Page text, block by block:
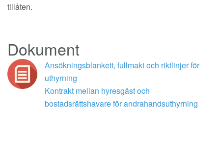
tillåten.
Dokument
Ansökningsblankett, fullmakt och riktlinjer för
uthyrning
Kontrakt mellan hyresgäst och
bostadsrättshavare för andrahandsuthyrning